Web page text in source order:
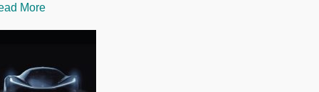
More